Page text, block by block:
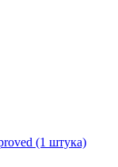
(1 штука)